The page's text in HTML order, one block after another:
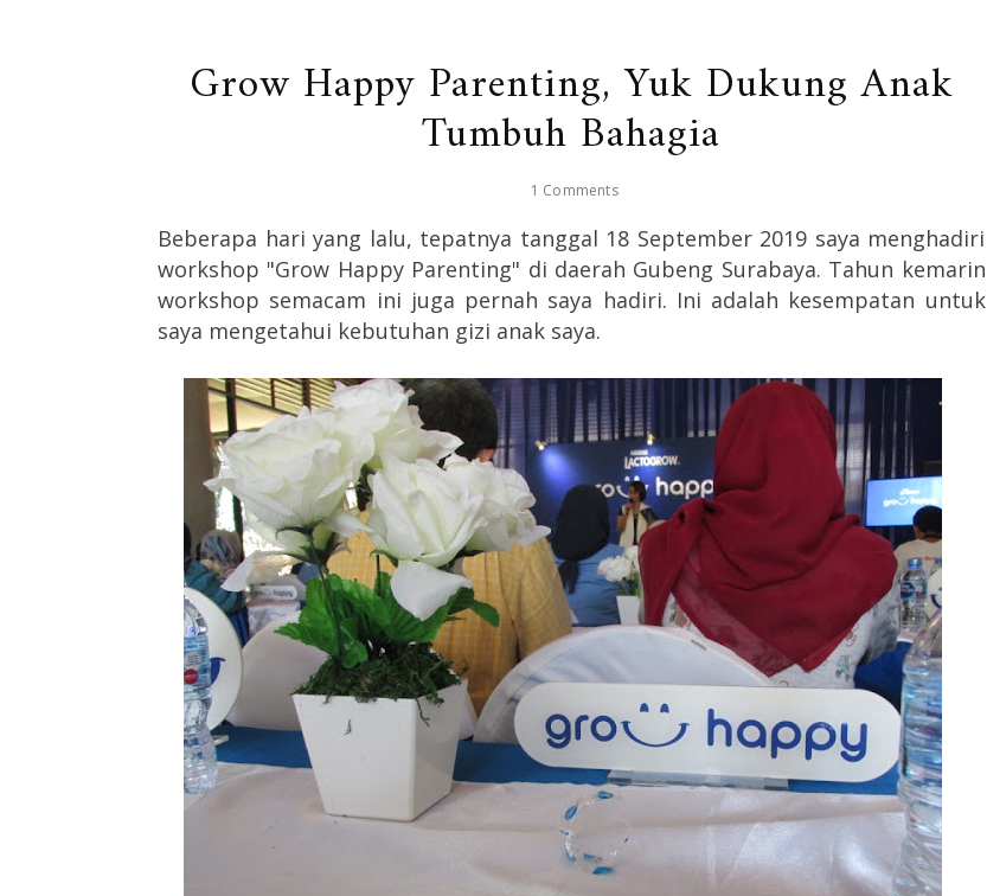
Grow Happy Parenting, Yuk Dukung Anak
Tumbuh Bahagia
1 Comments
Beberapa hari yang lalu, tepatnya tanggal 18 September 2019 saya menghadiri
workshop "Grow Happy Parenting" di daerah Gubeng Surabaya. Tahun kemarin
workshop semacam ini juga pernah saya hadiri. Ini adalah kesempatan untuk
saya mengetahui kebutuhan gizi anak saya.